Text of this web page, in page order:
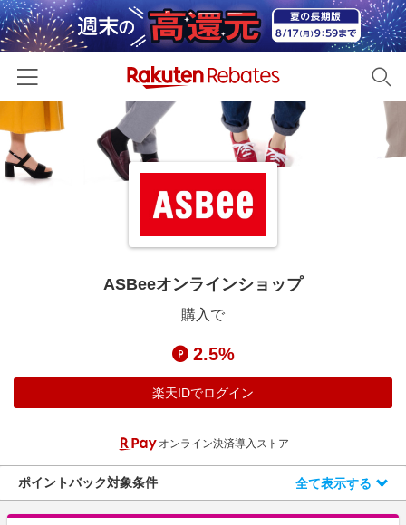
ホーム
カテゴリー一覧
ファッション・インナー・小物
家電・PC・スマホ・カメラ
スポーツ・アウトドア・ゴルフ
インテリア・寝具
ペット・花・DIY・車
リーベイツ注目ストア
初回購入者限定特典
わくわく夏特集
とことん買い物チャレンジ
ASBeeオンラインショップ
購入で
2.5%
楽天IDでログイン
オンライン決済導入ストア
ポイントバック対象条件 全て表示する